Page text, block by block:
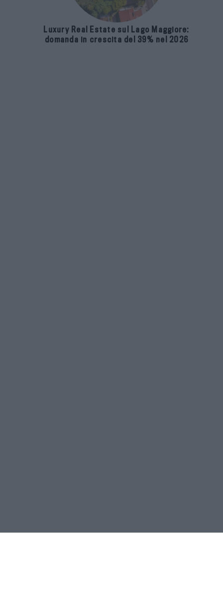
Luxury Real Estate sul Lago Maggiore:
domanda in crescita del 39% nel 2026